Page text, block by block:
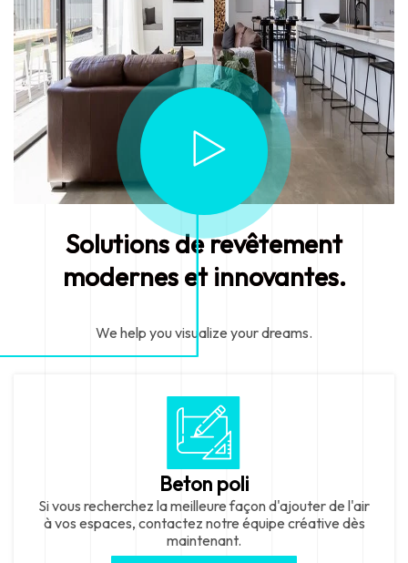
Solutions de revêtement
modernes et innovantes.
We help you visualize your dreams.
Beton poli
Si vous recherchez la meilleure façon d'ajouter de l'air
à vos espaces, contactez notre équipe créative dès
maintenant.